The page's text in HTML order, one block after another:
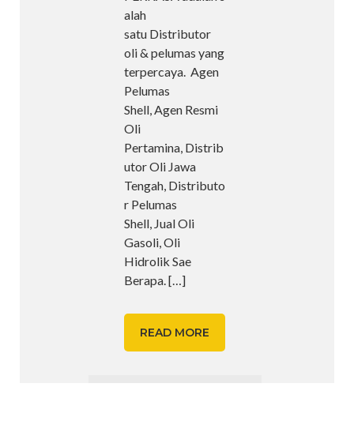
alah
satu Distributor
oli & pelumas yang
terpercaya. Agen
Pelumas
Shell, Agen Resmi
Oli
Pertamina, Distrib
utor Oli Jawa
Tengah, Distributo
r Pelumas
Shell, Jual Oli
Gasoli, Oli
Hidrolik Sae
Berapa.[…]
READ MORE